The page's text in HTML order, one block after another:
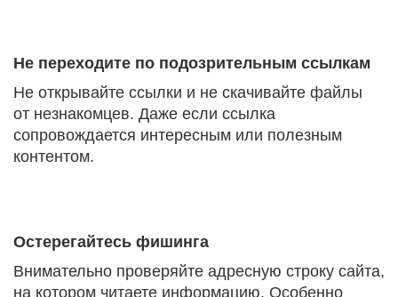
Не переходите по подозрительным ссылкам
Не открывайте ссылки и не скачивайте файлы
от незнакомцев. Даже если ссылка
сопровождается интересным или полезным
контентом.
Остерегайтесь фишинга
Внимательно проверяйте адресную строку сайта,
на котором читаете информацию. Особенно